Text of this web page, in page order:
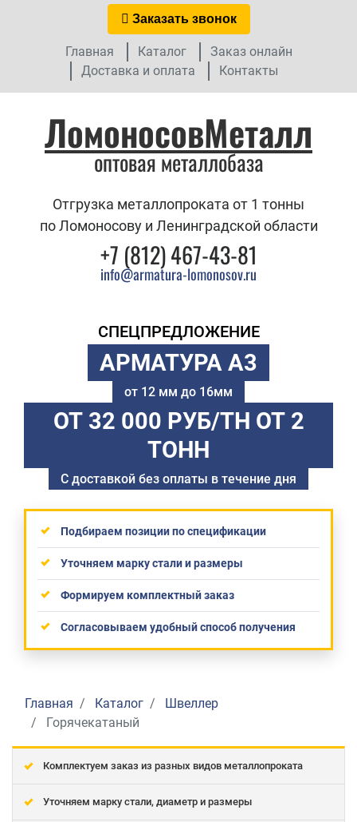
Заказать звонок
Главная Каталог
Заказ онлайн
Доставка и оплата
Контакты
ЛомоносовМеталл
оптовая металлобаза
Отгрузка металлопроката от 1 тонны
по Ломоносову и Ленинградской области
+7 (812) 467-43-81
info@armatura-lomonosov.ru
СПЕЦПРЕДЛОЖЕНИЕ
АРМАТУРА А3
от 12 мм до 16мм
ОТ 32 000 РУБ/ТН ОТ 2
ТОНН
С доставкой без оплаты в течение дня
Подбираем позиции по спецификации
Уточняем марку стали и размеры
Формируем комплектный заказ
Согласовываем удобный способ получения
Главная Каталог
Швеллер
Горячекатаный
Комплектуем заказ из разных видов металлопроката
Уточняем марку стали, диаметр и размеры